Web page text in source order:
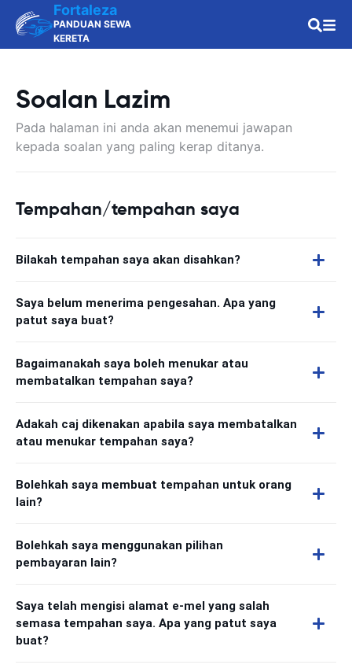
Fortaleza
PANDUAN SEWA
KERETA
Soalan Lazim
Pada halaman ini anda akan menemui jawapan
kepada soalan yang paling kerap ditanya.
Tempahan/tempahan saya
Bilakah tempahan saya akan disahkan?
Saya belum menerima pengesahan. Apa yang
patut saya buat?
Bagaimanakah saya boleh menukar atau
membatalkan tempahan saya?
Adakah caj dikenakan apabila saya membatalkan
atau menukar tempahan saya?
Bolehkah saya membuat tempahan untuk orang
lain?
Bolehkah saya menggunakan pilihan
pembayaran lain?
Saya telah mengisi alamat e-mel yang salah
semasa tempahan saya. Apa yang patut saya
buat?